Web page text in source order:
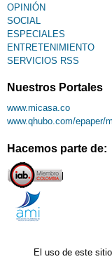
OPINIÓN
SOCIAL
ESPECIALES
ENTRETENIMIENTO
SERVICIOS RSS
Nuestros Portales
www.micasa.co
www.qhubo.com/epaper/
Hacemos parte de:
El uso de este